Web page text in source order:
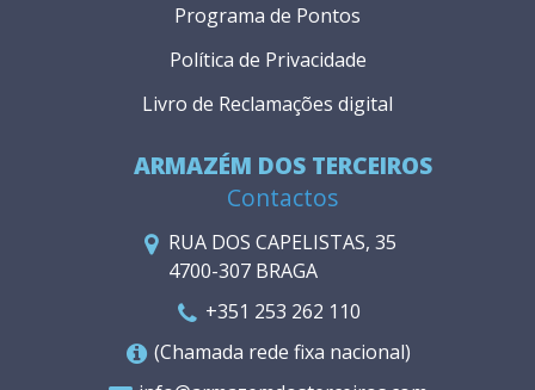
ARMAZÉM DOS TERCEIROS
Contactos
RUA DOS CAPELISTAS, 35
4700-307 BRAGA
+351 253 262 110
(Chamada rede fixa nacional)
Programa de Pontos
Política de Privacidade
Livro de Reclamações digital